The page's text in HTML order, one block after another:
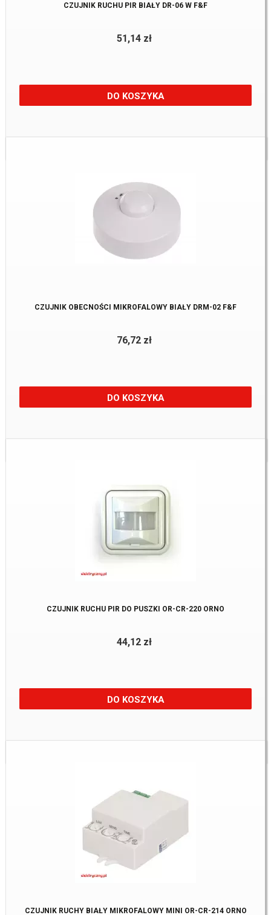
CZUJNIK RUCHU PIR BIAŁY DR-06 W F&F
51,14 zł
DO KOSZYKA
Dostępne:3 Szt.
CZUJNIK OBECNOŚCI MIKROFALOWY BIAŁY DRM-02 F&F
76,72 zł
DO KOSZYKA
Dostępne:3 Szt.
CZUJNIK RUCHU PIR DO PUSZKI OR-CR-220 ORNO
44,12 zł
DO KOSZYKA
Dostępne:3 Szt.
CZUJNIK RUCHY BIAŁY MIKROFALOWY MINI OR-CR-214 ORNO